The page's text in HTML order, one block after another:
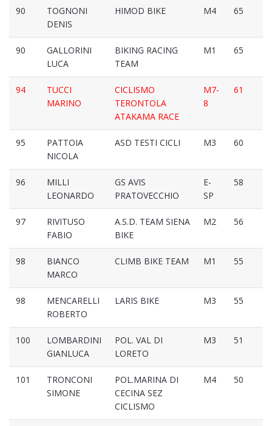
90
TOGNONI
DENIS
HIMOD BIKE M4 65
90
GALLORINI
LUCA
BIKING RACING
TEAM
M1 65
94
TUCCI
MARINO
CICLISMO
TERONTOLA
ATAKAMA RACE
M7-
8
61
95
PATTOIA
NICOLA
ASD TESTI CICLI M3 60
96
MILLI
LEONARDO
GS AVIS
PRATOVECCHIO
E-
SP
58
97
RIVITUSO
FABIO
A.S.D. TEAM SIENA
BIKE
M2 56
98
BIANCO
MARCO
CLIMB BIKE TEAM M1 55
98
MENCARELLI
ROBERTO
LARIS BIKE M3 55
100
LOMBARDINI
GIANLUCA
POL. VAL DI
LORETO
M3 51
101
TRONCONI
SIMONE
POL.MARINA DI
CECINA SEZ
CICLISMO
M4 50